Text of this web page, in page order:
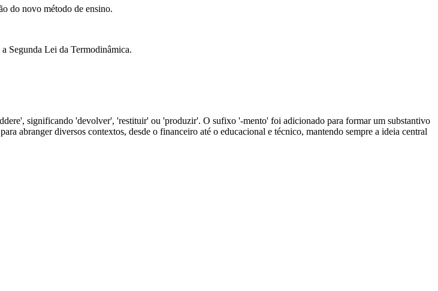
do novo método de ensino.
Segunda Lei da Termodinâmica.
significando 'devolver', 'restituir' ou 'produzir'. O sufixo '-mento' foi adicionado para formar um substantivo
abranger diversos contextos, desde o financeiro até o educacional e técnico, mantendo sempre a ideia central